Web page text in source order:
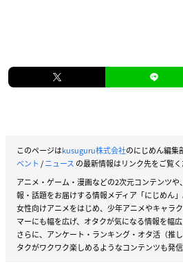
このページはkusuguru株式会社のにじめん編集
ベント /ニュース の最新情報はリンク先をご覧く
アニメ・ゲーム・漫画などの2次元コンテンツ
報・話題をお届けする情報メディア「にじめん」
女性向けアニメをはじめ、少年アニメやキャラ
マーにも幅を広げ、オタクが気になる情報を幅広
さらに、アンケート・ランキング・オタ活（推
タクがワクワク楽しめるようなコンテンツも発信